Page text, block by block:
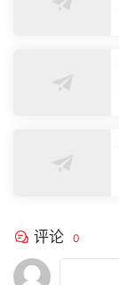
评论 0